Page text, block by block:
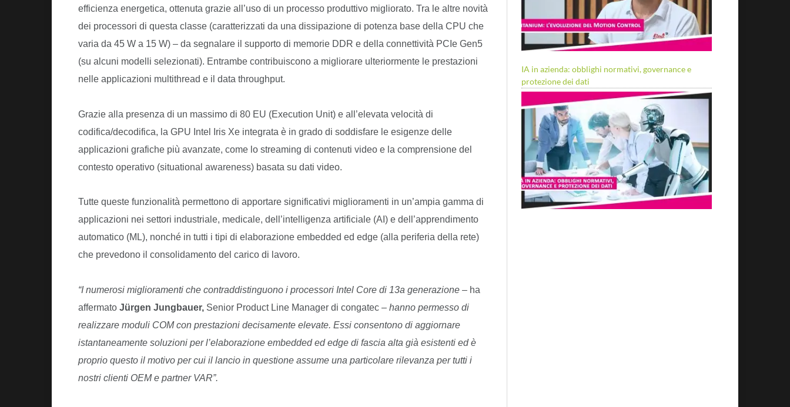
efficienza energetica, ottenuta grazie all’uso di un processo produttivo migliorato. Tra le altre novità
dei processori di questa classe (caratterizzati da una dissipazione di potenza base della CPU che
varia da 45 W a 15 W) – da segnalare il supporto di memorie DDR e della connettività PCIe Gen5
(su alcuni modelli selezionati). Entrambe contribuiscono a migliorare ulteriormente le prestazioni
nelle applicazioni multithread e il data throughput.
Grazie alla presenza di un massimo di 80 EU (Execution Unit) e all’elevata velocità di
codifica/decodifica, la GPU Intel Iris Xe integrata è in grado di soddisfare le esigenze delle
applicazioni grafiche più avanzate, come lo streaming di contenuti video e la comprensione del
contesto operativo (situational awareness) basata su dati video.
Tutte queste funzionalità permettono di apportare significativi miglioramenti in un’ampia gamma di
applicazioni nei settori industriale, medicale, dell’intelligenza artificiale (AI) e dell’apprendimento
automatico (ML), nonché in tutti i tipi di elaborazione embedded ed edge (alla periferia della rete)
che prevedono il consolidamento del carico di lavoro.
“I numerosi miglioramenti che contraddistinguono i processori Intel Core di 13a generazione – ha
affermato Jürgen Jungbauer, Senior Product Line Manager di congatec – hanno permesso di
realizzare moduli COM con prestazioni decisamente elevate. Essi consentono di aggiornare
istantaneamente soluzioni per l’elaborazione embedded ed edge di fascia alta già esistenti ed è
proprio questo il motivo per cui il lancio in questione assume una particolare rilevanza per tutti i
nostri clienti OEM e partner VAR”.
IA in azienda: obblighi normativi, governance e
protezione dei dati